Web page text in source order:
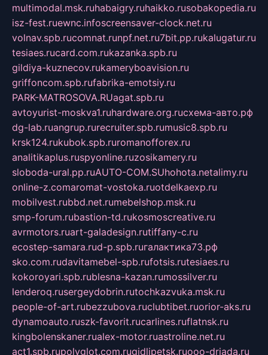
multimodal.msk.ruhabaigry.ruhaikko.rusobakopedia.ru
isz-fest.ruewnc.infoscreensaver-clock.net.ru
volnav.spb.rucomnat.runpf.net.ru7bit.pp.rukalugatur.ru
tesiaes.rucard.com.rukazanka.spb.ru
gildiya-kuznecov.rukameryboavision.ru
griffoncom.spb.rufabrika-emotsiy.ru
PARK-MATROSOVA.RUagat.spb.ru
avtoyurist-moskva1.ruhardware.org.ruсхема-авто.рф
dg-lab.ruangrup.rurecruiter.spb.rumusic8.spb.ru
krsk124.rukubok.spb.ruromanofforex.ru
analitikaplus.ruspyonline.ruzosikamery.ru
sloboda-ural.pp.ruAUTO-COM.SUhohota.netalimy.ru
online-z.comaromat-vostoka.ruotdelkaexp.ru
mobilvest.rubbd.net.rumebelshop.msk.ru
smp-forum.rubastion-td.rukosmoscreative.ru
avrmotors.ruart-galadesign.rutiffany-c.ru
ecostep-samara.rud-p.spb.ruгалактика73.рф
sko.com.rudavitamebel-spb.rufotsis.rutesiaes.ru
kokoroyari.spb.rublesna-kazan.rumossilver.ru
lenderoq.rusergeydobrin.rutochkazvuka.msk.ru
people-of-art.rubezzubova.ruclubtibet.ruorior-aks.ru
dynamoauto.ruszk-favorit.rucarlines.ruflatnsk.ru
kingbolenskaner.rualex-motor.ruastroline.net.ru
act1.spb.rupolyglot.com.rugidlipetsk.ruooo-driada.ru